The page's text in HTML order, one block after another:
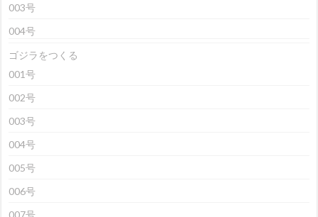
003号
004号
ゴジラをつくる
001号
002号
003号
004号
005号
006号